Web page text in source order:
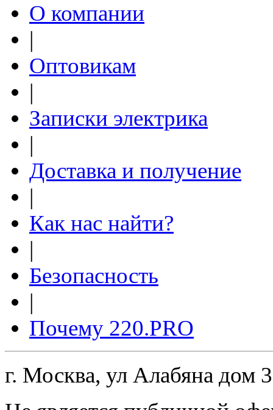
О компании
|
Оптовикам
|
Записки электрика
|
Доставка и получение
|
Как нас найти?
|
Безопасность
|
Почему 220.PRO
г. Москва, ул Алабяна дом